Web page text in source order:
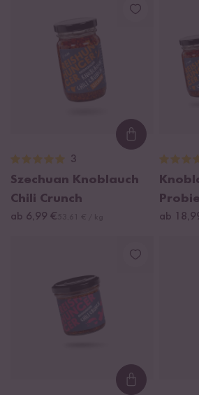
Loading...
3
Szechuan Knoblauch
Chili Crunch
ab 6,99 € ab
Loading...